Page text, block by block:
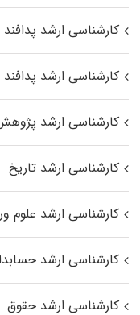
کارشناسی ارشد
کارشناسی ارشد پدافند
کارشناسی ارشد
کارشناسی ارشد تاریخ
کارشناسی ارشد علوم
کارشناسی ارشد
کارشناسی ارشد حقوق